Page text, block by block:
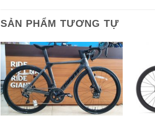
SẢN PHẨM TƯƠNG TỰ
Add to
wishlist